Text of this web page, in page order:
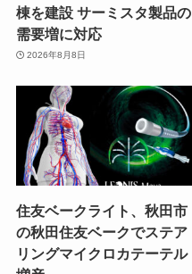
棟を建設 サーミスタ製品の
需要増に対応
2026年8月8日
住友ベークライト、秋田市
の秋田住友ベークでステア
リングマイクロカテーテル